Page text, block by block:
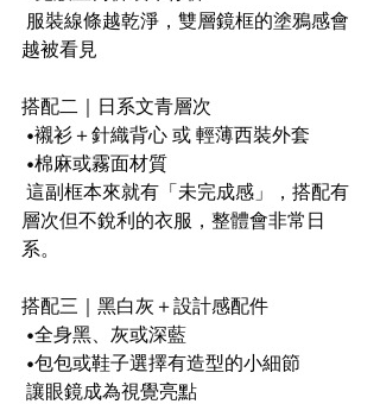
服裝線條越乾淨，雙層鏡框的塗鴉感會
越被看見
搭配二｜日系文青層次
•襯衫＋針織背心 或 輕薄西裝外套
•棉麻或霧面材質
這副框本來就有「未完成感」，搭配有
層次但不銳利的衣服，整體會非常日
系。
搭配三｜黑白灰＋設計感配件
•全身黑、灰或深藍
•包包或鞋子選擇有造型的小細節
讓眼鏡成為視覺亮點